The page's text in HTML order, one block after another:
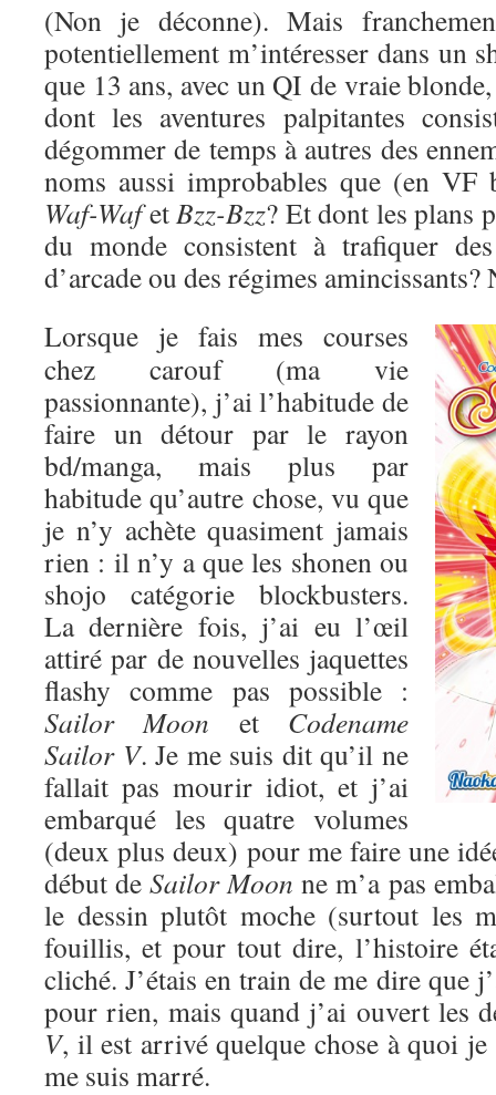
(Non je déconne). Mais
potentiellement m’intéresser dans un
que 13 ans, avec un QI de vraie
dont les aventures palpitantes
dégommer de temps à autres des
noms aussi improbables que (en
Waf-WafetBzz-Bzz? Et dont les plans
du monde consistent à trafiquer
d’arcade ou des régimes
Lorsque je fais mes courses
chez carouf (ma vie
passionnante), j’ai l’habitude de
faire un détour par le rayon
bd/manga, mais plus par
habitude qu’autre chose, vu que
je n’y achète quasiment jamais
rien : il n’y a que les shonen ou
shojo catégorie blockbusters.
La dernière fois, j’ai eu l’œil
attiré par de nouvelles jaquettes
flashy comme pas possible :
Sailor Moon et Codename
Sailor V. Je me suis dit qu’il ne
fallait pas mourir idiot, et j’ai
embarqué les quatre volumes
(deux plus deux) pour me faire une
début deSailor Moon ne m’a pas
le dessin plutôt moche (surtout les
fouillis, et pour tout dire, l’histoire
cliché. J’étais en train de me dire que
pour rien, mais quand j’ai ouvert les
V, il est arrivé quelque chose à quoi je
me suis marré.